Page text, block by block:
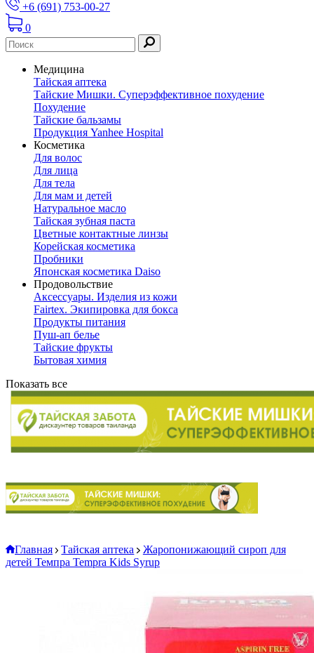
+6 (691) 753-00-27
0
Медицина
Тайская аптека
Тайские Мишки. Суперэффективное похудение
Похудение
Тайские бальзамы
Продукция Yanhee Hospital
Косметика
Для волос
Для лица
Для тела
Для мам и детей
Натуральное масло
Тайская зубная паста
Цветные контактные линзы
Корейская косметика
Пробники
Японская косметика Daiso
Продовольствие
Аксессуары. Изделия из кожи
Fairtex. Экипировка для бокса
Продукты питания
Пуш-ап белье
Тайские фрукты
Бытовая химия
Показать все
Главная Тайская аптека
Жаропонижающий сироп для
детей Темпра Tempra Kids Syrup